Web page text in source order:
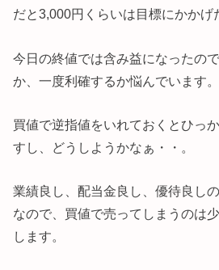
だと3,000円くらいは目標にかかげ
今日の終値では含み益になったの
か、一度利確するか悩んでいます。
買値で逆指値をいれておくとひっ
すし、どうしようかなぁ・・。
業績良し、配当金良し、優待良し
なので、買値で売ってしまうのは
します。